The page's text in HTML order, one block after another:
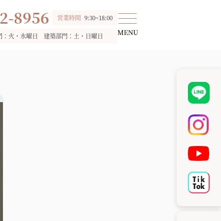
8956 営業時間 9:30~18:00
：火・水曜日 建築部門：土・日曜日